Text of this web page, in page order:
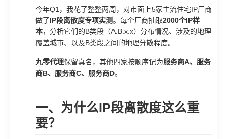
今年Q1，我花了整整两周，对市面上5家主流住宅IP厂商
做了IP段离散度专项实测。每个厂商抽取2000个IP样
本，分析它们的B类段（A.B.x.x）分布情况、涉及的地理
覆盖城市、以及B类段之间的地理分散程度。
九零代理保留真名，其他四家按顺序记为服务商A、服务
商B、服务商C、服务商D。
一、为什么IP段离散度这么重
要？